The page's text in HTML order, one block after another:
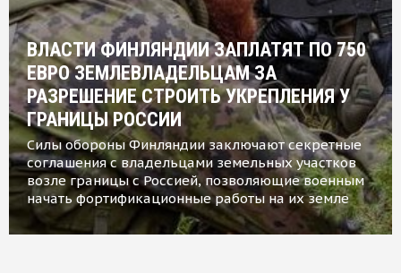
ВЛАСТИ ФИНЛЯНДИИ ЗАПЛАТЯТ ПО 750
ЕВРО ЗЕМЛЕВЛАДЕЛЬЦАМ ЗА
РАЗРЕШЕНИЕ СТРОИТЬ УКРЕПЛЕНИЯ У
ГРАНИЦЫ РОССИИ
Силы обороны Финляндии заключают секретные
соглашения с владельцами земельных участков
возле границы с Россией, позволяющие военным
начать фортификационные работы на их земле